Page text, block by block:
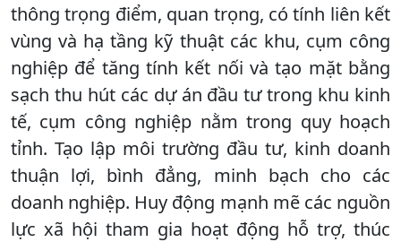
thông trọng điểm, quan trọng, có tính liên kết
vùng và hạ tầng kỹ thuật các khu, cụm công
nghiệp để tăng tính kết nối và tạo mặt bằng
sạch thu hút các dự án đầu tư trong khu kinh
tế, cụm công nghiệp nằm trong quy hoạch
tỉnh. Tạo lập môi trường đầu tư, kinh doanh
thuận lợi, bình đẳng, minh bạch cho các
doanh nghiệp. Huy động mạnh mẽ các nguồn
lực xã hội tham gia hoạt động hỗ trợ, thúc